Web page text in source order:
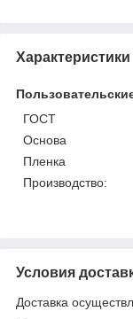
Характеристики
ГОСТ
Основа
Пленка
Производство:
Условия
Доставка